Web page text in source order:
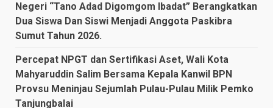
Negeri “Tano Adad Digomgom Ibadat” Berangkatkan
Dua Siswa Dan Siswi Menjadi Anggota Paskibra
Sumut Tahun 2026.
Percepat NPGT dan Sertifikasi Aset, Wali Kota
Mahyaruddin Salim Bersama Kepala Kanwil BPN
Provsu Meninjau Sejumlah Pulau-Pulau Milik Pemko
Tanjungbalai